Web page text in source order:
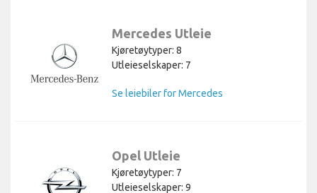
Mercedes Utleie
Kjøretøytyper: 8
Utleieselskaper: 7
Se leiebiler for Mercedes
Opel Utleie
Kjøretøytyper: 7
Utleieselskaper: 9